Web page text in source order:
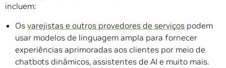
incluem:
Os varejistas e outros provedores de serviços podem
usar modelos de linguagem ampla para fornecer
experiências aprimoradas aos clientes por meio de
chatbots dinâmicos, assistentes de AI e muito mais.